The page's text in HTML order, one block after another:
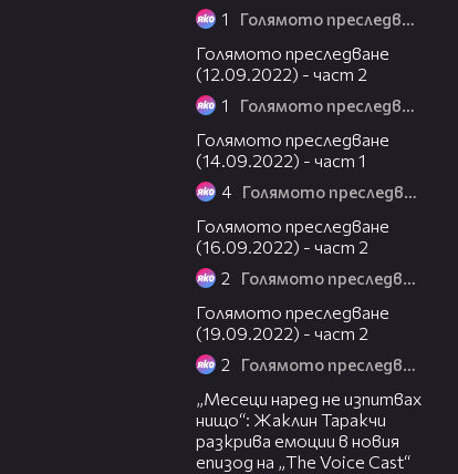
1 Голямото преследване
Голямото преследване
(12.09.2022) - част 2
1 Голямото преследване
Голямото преследване
(14.09.2022) - част 1
4 Голямото преследване
Голямото преследване
(16.09.2022) - част 2
2 Голямото преследване
Голямото преследване
(19.09.2022) - част 2
2 Голямото преследване
„Месеци наред не изпитвах
нищо“: Жаклин Таракчи
разкрива емоции в новия
епизод на „The Voice Cast“